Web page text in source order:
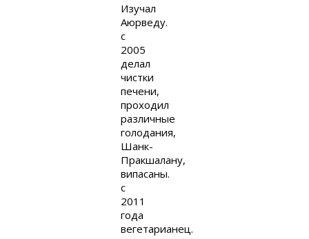
Изучал
Аюрведу.
с
2005
делал
чистки
печени,
проходил
различные
голодания,
Шанк-
Пракшалану,
випасаны.
с
2011
года
вегетарианец.